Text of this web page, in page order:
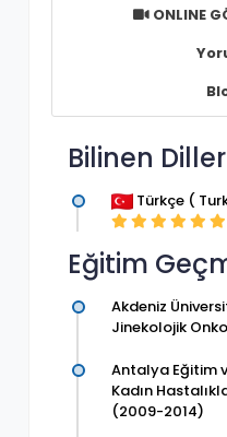
ONLINE
Bilinen Diller
Türkçe (
Eğitim
Akdeniz
Jinekolojik
Antalya Eğitim
Kadın
(2009-2014)